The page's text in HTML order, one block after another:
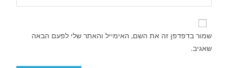
שמור בדפדפן זה את השם, האימייל והאתר שלי לפעם הבאה
שאגיב.